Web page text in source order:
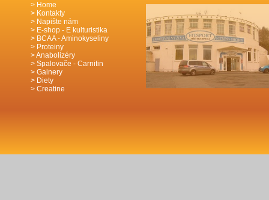
Home
Kontakty
Napište nám
E-shop - E kulturistika
BCAA - Aminokyseliny
Proteiny
Anabolizéry
Spalovače - Carnitin
Gainery
Diety
Creatine